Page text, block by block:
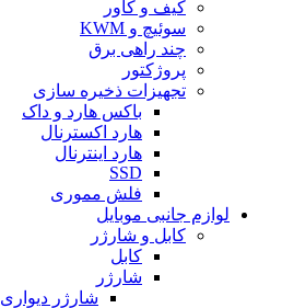
کیف و کاور
سوئیچ و KWM
چند راهی برق
پروژکتور
تجهیزات ذخیره سازی
باکس هارد و داک
هارد اکسترنال
هارد اینترنال
SSD
فلش مموری
لوازم جانبی موبایل
کابل و شارژر
کابل
شارژر
شارژر دیواری